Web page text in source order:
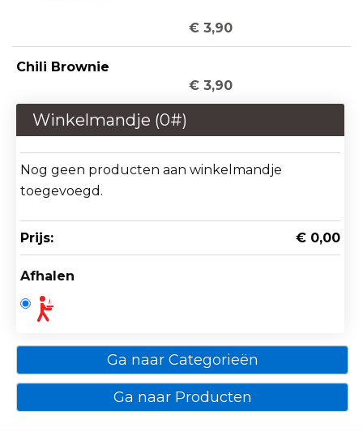
€ 3,90
Chili Brownie
€ 3,90
Winkelmandje (0#)
Nog geen producten aan winkelmandje
toegevoegd.
Prijs: € 0,00
Afhalen
Ga naar Categorieën
Ga naar Producten